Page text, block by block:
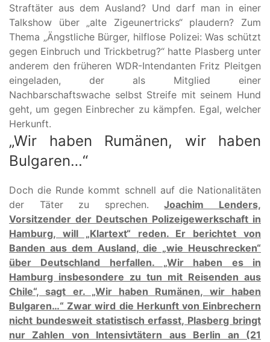
Straftäter aus dem Ausland? Und darf man in einer
Talkshow über „alte Zigeunertricks“ plaudern? Zum
Thema „Ängstliche Bürger, hilflose Polizei: Was schützt
gegen Einbruch und Trickbetrug?“ hatte Plasberg unter
anderem den früheren WDR-Intendanten Fritz Pleitgen
eingeladen, der als Mitglied einer
Nachbarschaftswache selbst Streife mit seinem Hund
geht, um gegen Einbrecher zu kämpfen. Egal, welcher
Herkunft.
„Wir haben Rumänen, wir haben
Bulgaren…“
Doch die Runde kommt schnell auf die Nationalitäten
der Täter zu sprechen.Joachim Lenders,
Vorsitzender der Deutschen Polizeigewerkschaft in
Hamburg, will „Klartext“ reden. Er berichtet von
Banden aus dem Ausland, die „wie Heuschrecken“
über Deutschland herfallen. „Wir haben es in
Hamburg insbesondere zu tun mit Reisenden aus
Chile“, sagt er. „Wir haben Rumänen, wir haben
Bulgaren…“ Zwar wird die Herkunft von Einbrechern
nicht bundesweit statistisch erfasst, Plasberg bringt
nur Zahlen von Intensivtätern aus Berlin an (21